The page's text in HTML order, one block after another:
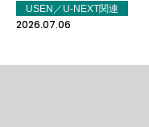
USEN／U-NEXT関連
2026.07.06